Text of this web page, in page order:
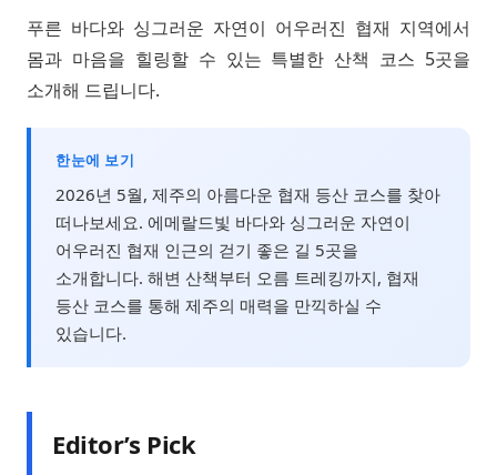
푸른 바다와 싱그러운 자연이 어우러진 협재 지역에서
몸과 마음을 힐링할 수 있는 특별한 산책 코스 5곳을
소개해 드립니다.
한눈에 보기
2026년 5월, 제주의 아름다운 협재 등산 코스를 찾아
떠나보세요. 에메랄드빛 바다와 싱그러운 자연이
어우러진 협재 인근의 걷기 좋은 길 5곳을
소개합니다. 해변 산책부터 오름 트레킹까지, 협재
등산 코스를 통해 제주의 매력을 만끽하실 수
있습니다.
Editor’s Pick